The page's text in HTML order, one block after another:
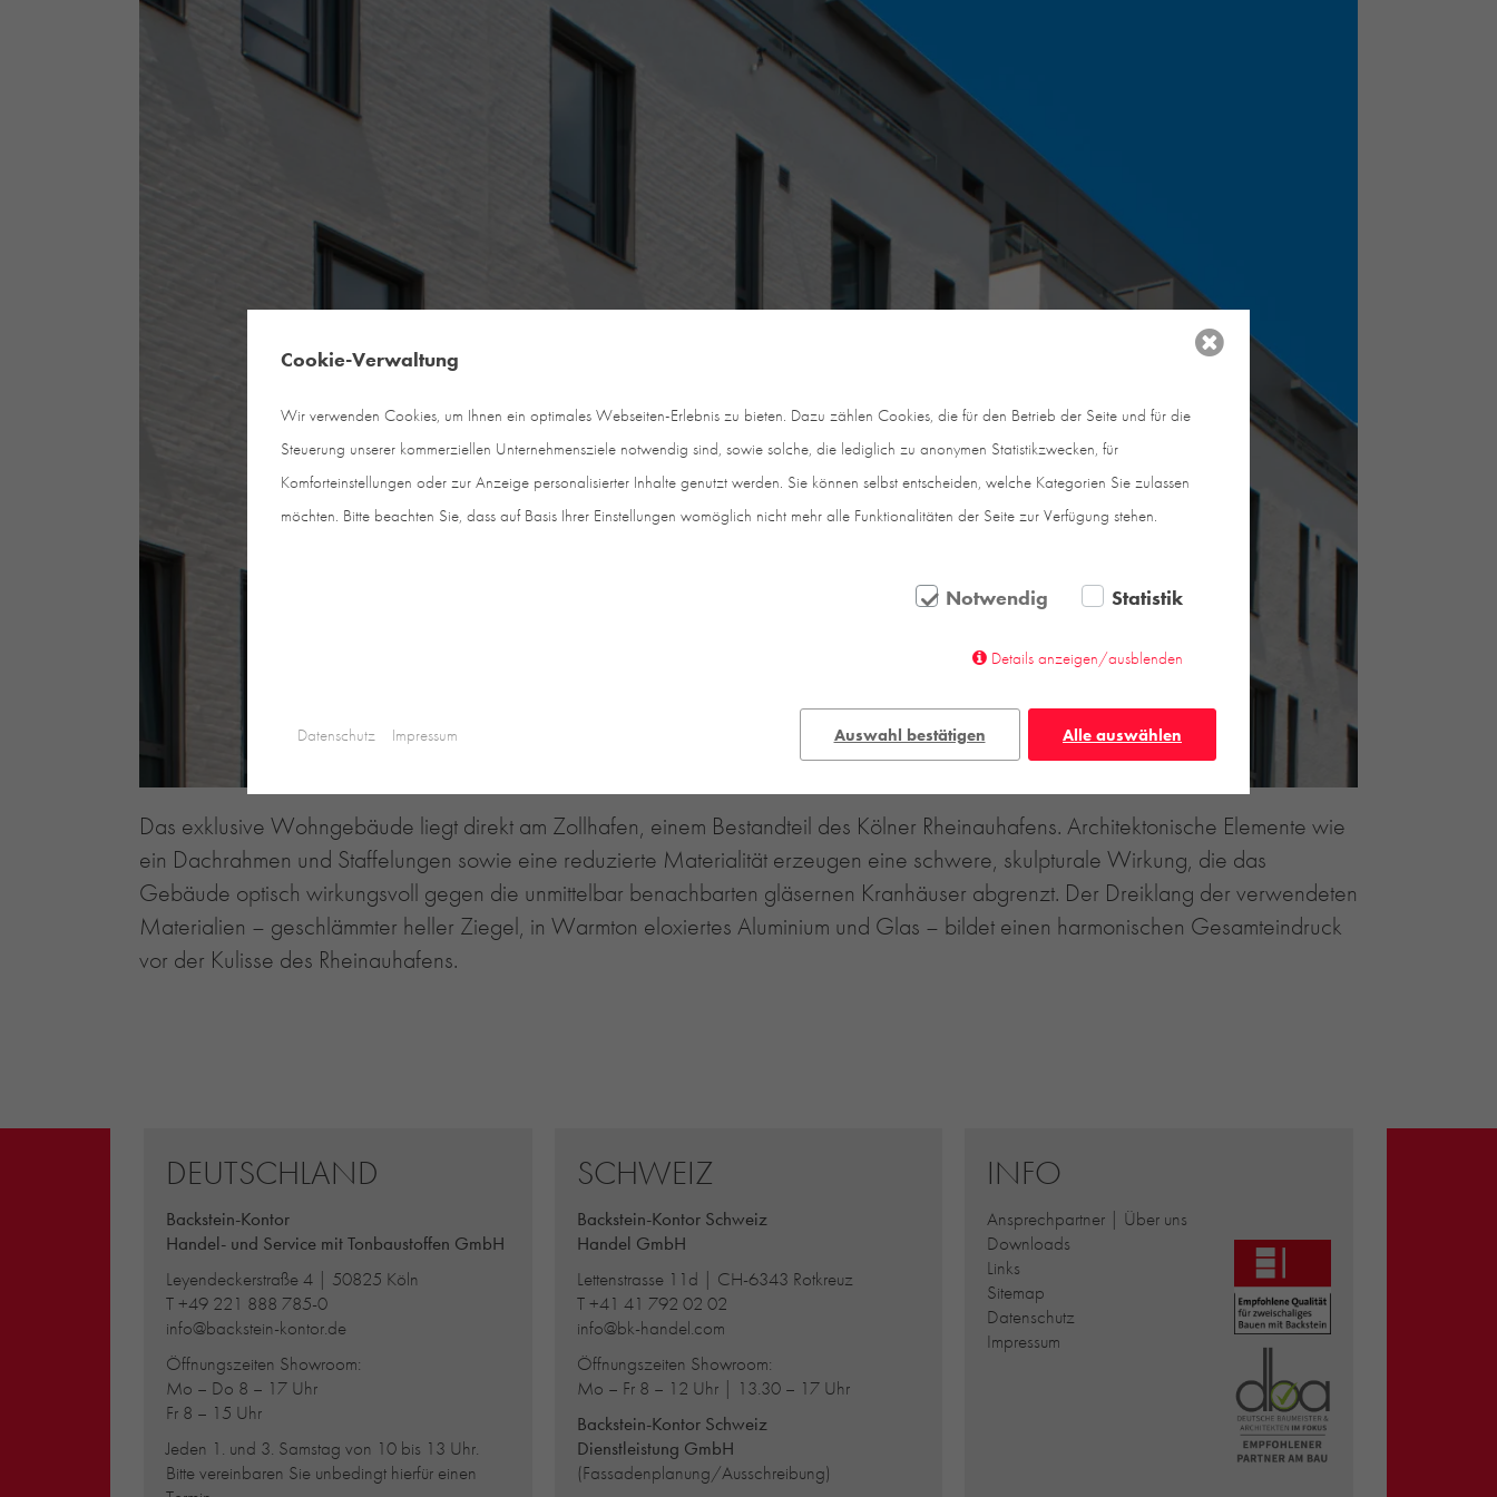
Das exklusive Wohngebäude liegt direkt am Zollhafen, einem Bestandteil des Kölner Rheinauhafens. Architektonische Elemente wie
ein Dachrahmen und Staffelungen sowie eine reduzierte Materialität erzeugen eine schwere, skulpturale Wirkung, die das
Gebäude optisch wirkungsvoll gegen die unmittelbar benachbarten gläsernen Kranhäuser abgrenzt. Der Dreiklang der verwendeten
Materialien – geschlämmter heller Ziegel, in Warmton eloxiertes Aluminium und Glas – bildet einen harmonischen Gesamteindruck
vor der Kulisse des Rheinauhafens.
DEUTSCHLAND
Backstein-Kontor
Handel- und Service mit Tonbaustoffen GmbH
Leyendeckerstraße 4 | 50825 Köln
T+49 221 888 785-0
info@backstein-kontor.de
Öffnungszeiten Showroom:
Mo – Do 8 – 17 Uhr
Fr 8 – 15 Uhr
Jeden 1. und 3. Samstag von 10 bis 13 Uhr.
Bitte vereinbaren Sie unbedingt hierfür einen
SCHWEIZ
Backstein-Kontor Schweiz
Handel GmbH
Lettenstrasse 11d | CH-6343 Rotkreuz
T+41 41 792 02 02
info@bk-handel.com
Öffnungszeiten Showroom:
Mo – Fr 8 – 12 Uhr | 13.30 – 17 Uhr
Backstein-Kontor Schweiz
Dienstleistung GmbH
(Fassadenplanung/Ausschreibung)
INFO
Ansprechpartner | Über uns
Downloads
Links
Sitemap
Datenschutz
Impressum
Cookie-Verwaltung
Wir verwenden Cookies, um Ihnen ein optimales Webseiten-Erlebnis zu bieten. Dazu zählen Cookies, die für den Betrieb der Seite und für die
Steuerung unserer kommerziellen Unternehmensziele notwendig sind, sowie solche, die lediglich zu anonymen Statistikzwecken, für
Komforteinstellungen oder zur Anzeige personalisierter Inhalte genutzt werden. Sie können selbst entscheiden, welche Kategorien Sie zulassen
möchten. Bitte beachten Sie, dass auf Basis Ihrer Einstellungen womöglich nicht mehr alle Funktionalitäten der Seite zur Verfügung stehen.
Notwendig Statistik
Details anzeigen/ausblenden
Auswahl bestätigen Alle auswählen
Datenschutz Impressum